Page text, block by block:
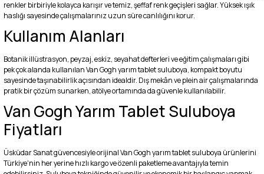
renkler birbiriyle kolayca karışır ve temiz, şeffaf renk geçişleri sağlar. Yüksek ışık
haslığı sayesinde çalışmalarınız uzun süre canlılığını korur.
Kullanım Alanları
Botanik illüstrasyon, peyzaj, eskiz, seyahat defterleri ve eğitim çalışmaları gibi
pek çok alanda kullanılan Van Gogh yarım tablet suluboya, kompakt boyutu
sayesinde taşınabilirlik açısından idealdir. Dış mekân ve plein air çalışmalarında
pratik bir çözüm sunarken, atölye ortamında da güvenle kullanılabilir.
Van Gogh Yarım Tablet Suluboya
Fiyatları
Üsküdar Sanat güvencesiyle orijinal Van Gogh yarım tablet suluboya ürünlerini
Türkiye'nin her yerine hızlı kargo ve özenli paketleme avantajıyla temin